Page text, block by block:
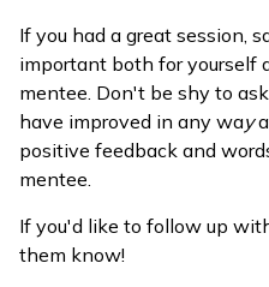
If you had a great session,
important both for yourself
mentee. Don't be shy to
have improved in any way
positive feedback and
mentee.
If you'd like to follow up
them know!